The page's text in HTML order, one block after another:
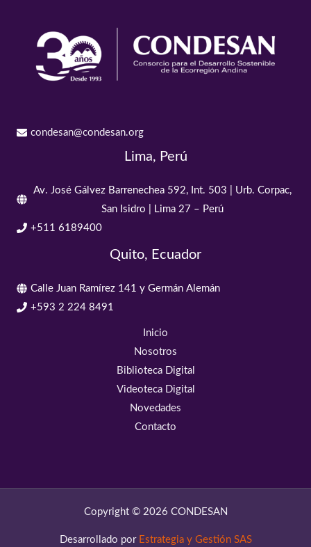
condesan@condesan.org
Lima, Perú
Av. José Gálvez Barrenechea 592, Int. 503 | Urb. Corpac,
San Isidro | Lima 27 – Perú
+511 6189400
Quito, Ecuador
Calle Juan Ramírez 141 y Germán Alemán
+593 2 224 8491
Inicio
Nosotros
Biblioteca Digital
Videoteca Digital
Novedades
Contacto
Copyright © 2026 CONDESAN
Desarrollado por Estrategia y Gestión SAS